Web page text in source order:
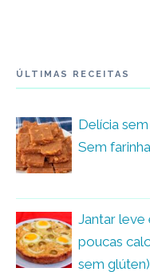
ÚLTIMAS RECEITAS
Delícia
Sem
Jantar leve
poucas
sem glúten)